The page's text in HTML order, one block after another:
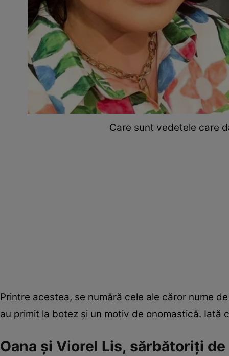
Care sunt vedetele care
Printre acestea, se numără cele ale căror nume
au primit la botez și un motiv de onomastică. Iată
Oana și Viorel Lis, sărbătoriți